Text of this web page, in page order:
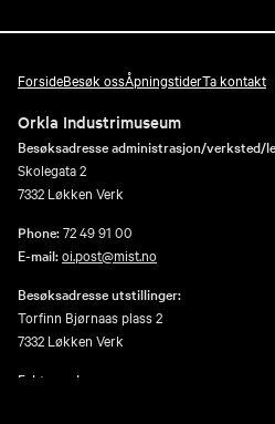
ForsideBesøk ossÅpningstiderTa kontakt
Orkla Industrimuseum
Besøksadresse administrasjon/verksted/
Skolegata 2
7332 Løkken Verk
Phone:72 49 91 00
E-mail:oi.post@mist.no
Besøksadresse utstillinger:
Torfinn Bjørnaas plass 2
7332 Løkken Verk
Fakturaadresse: